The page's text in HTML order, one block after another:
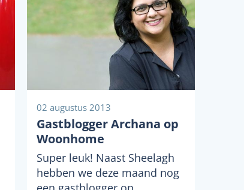
02 augustus 2013
Gastblogger Archana op
Woonhome
Super leuk! Naast Sheelagh
hebben we deze maand nog